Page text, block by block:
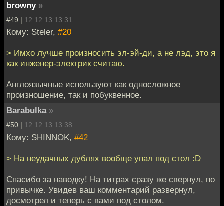
browny »
#49 | 12.12.13 13:31
Кому: Steler, #20
> Имхо лучше произносить эл-эй-ди, а не лэд, это я
как инженер-электрик считаю.
Англоязычные используют как односложное
произношение, так и побуквенное.
Barabulka »
#50 | 12.12.13 13:38
Кому: SHINNOK, #42
> На неудачных дублях вообще упал под стол :D
Спасибо за наводку! На титрах сразу же свернул, по
привычке. Увидев ваш комментарий развернул,
досмотрел и теперь с вами под столом.